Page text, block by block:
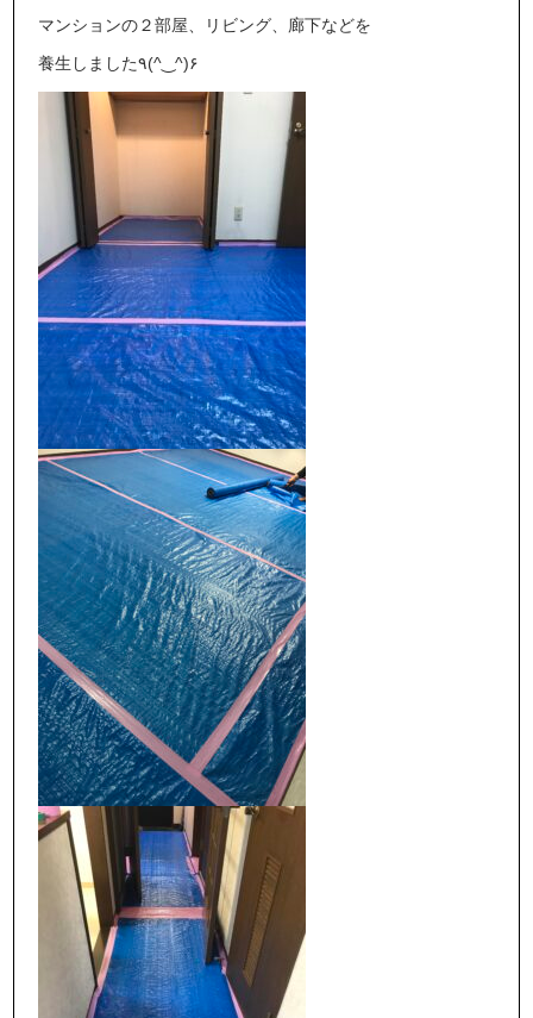
マンションの２部屋、リビング、廊下などを
養生しました٩(^‿^)۶